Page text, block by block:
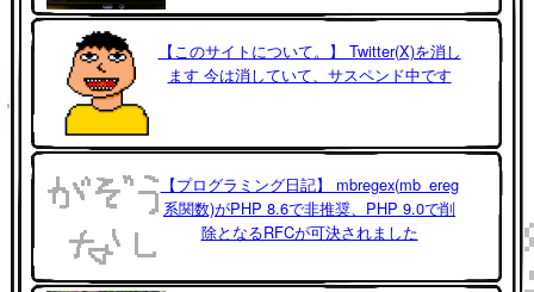
【このサイトについて。】 Twitter(X)を消し
ます 今は消していて、サスペンド中です
【プログラミング日記】 mbregex(mb_ereg
系関数)がPHP 8.6で非推奨、PHP 9.0で削
除となるRFCが可決されました